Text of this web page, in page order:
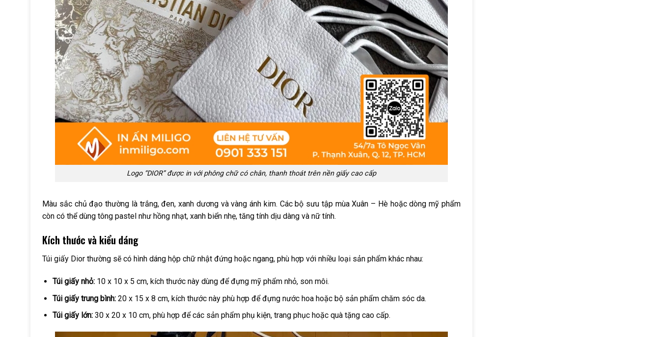
Logo “DIOR” được in với phông chữ có chân, thanh thoát trên nền giấy cao cấp
Màu sắc chủ đạo thường là trắng, đen, xanh dương và vàng ánh kim. Các bộ sưu tập mùa Xuân – Hè hoặc dòng mỹ phẩm
còn có thể dùng tông pastel như hồng nhạt, xanh biển nhẹ, tăng tính dịu dàng và nữ tính.
Kích thước và kiểu dáng
Túi giấy Dior thường sẽ có hình dáng hộp chữ nhật đứng hoặc ngang, phù hợp với nhiều loại sản phẩm khác nhau:
Túi giấy nhỏ: 10 x 10 x 5 cm, kích thước này dùng để đựng mỹ phẩm nhỏ, son môi.
Túi giấy trung bình:20 x 15 x 8 cm, kích thước này phù hợp để đựng nước hoa hoặc bộ sản phẩm chăm sóc da.
Túi giấy lớn:30 x 20 x 10 cm, phù hợp để các sản phẩm phụ kiện, trang phục hoặc quà tặng cao cấp.